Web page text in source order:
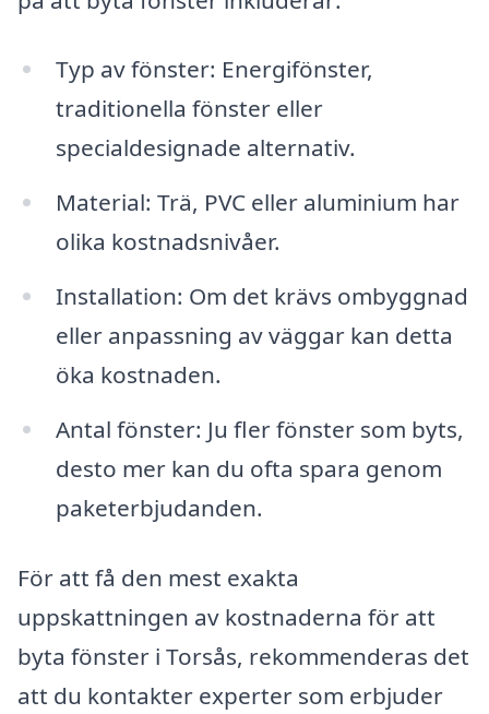
Typ av fönster: Energifönster,
traditionella fönster eller
specialdesignade alternativ.
Material: Trä, PVC eller aluminium har
olika kostnadsnivåer.
Installation: Om det krävs ombyggnad
eller anpassning av väggar kan detta
öka kostnaden.
Antal fönster: Ju fler fönster som byts,
desto mer kan du ofta spara genom
paketerbjudanden.
För att få den mest exakta
uppskattningen av kostnaderna för att
byta fönster i Torsås, rekommenderas det
att du kontakter experter som erbjuder